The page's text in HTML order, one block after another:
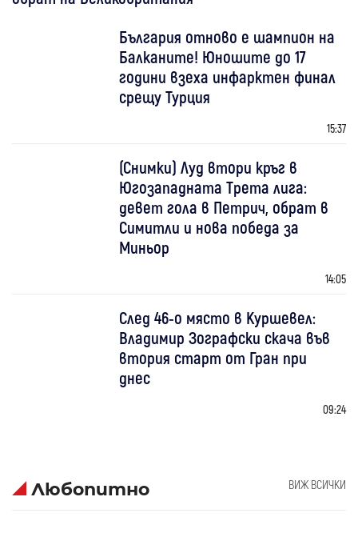
България отново е шампион на
Балканите! Юношите до 17
години взеха инфарктен финал
срещу Турция
15:37
(Снимки) Луд втори кръг в
Югозападната Трета лига:
девет гола в Петрич, обрат в
Симитли и нова победа за
Миньор
14:05
След 46-о място в Куршевел:
Владимир Зографски скача във
втория старт от Гран при
днес
09:24
Любопитно ВИЖ ВСИЧКИ